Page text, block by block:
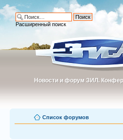
Новости и форум ЗИЛ.
Новости и форум ЗИЛ.
Расширенный поиск
Список форумов